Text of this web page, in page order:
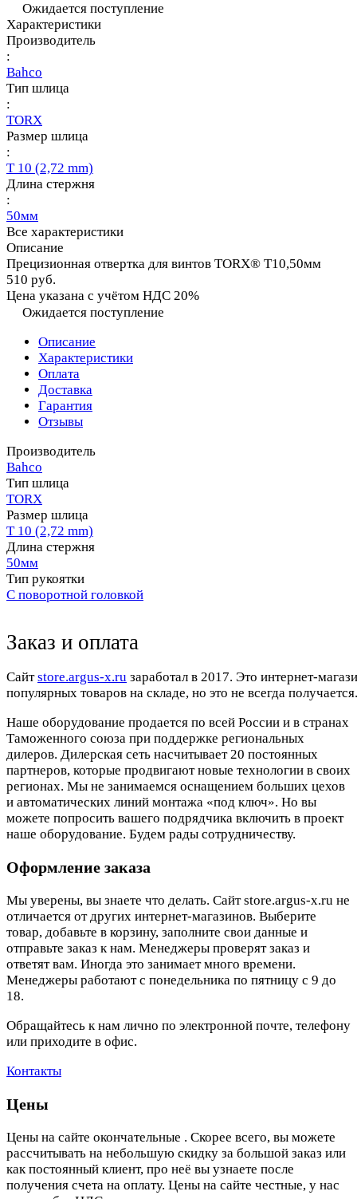
Ожидается поступление
Характеристики
Производитель
:
Bahco
Тип шлица
:
TORX
Размер шлица
:
T 10 (2,72 mm)
Длина стержня
:
50мм
Все характеристики
Описание
Прецизионная отвертка для винтов TORX® T10,50мм
510 руб.
Цена указана с учётом НДС 20%
Ожидается поступление
Описание
Характеристики
Оплата
Доставка
Гарантия
Отзывы
Производитель
Bahco
Тип шлица
TORX
Размер шлица
T 10 (2,72 mm)
Длина стержня
50мм
Тип рукоятки
С поворотной головкой
Заказ и оплата
Cайтstore.argus-x.ru заработал в 2017. Это интернет-
популярных товаров на складе, но это не всегда
Наше оборудование продается по всей России и в странах
Таможенного союза при поддержке региональных
дилеров. Дилерская сеть насчитывает 20 постоянных
партнеров, которые продвигают новые технологии в своих
регионах. Мы не занимаемся оснащением больших цехов
и автоматических линий монтажа «под ключ». Но вы
можете попросить вашего подрядчика включить в проект
наше оборудование. Будем рады сотрудничеству.
Оформление заказа
Мы уверены, вы знаете что делать. Сайт store.argus-x.ru не
отличается от других интернет-магазинов. Выберите
товар, добавьте в корзину, заполните свои данные и
отправьте заказ к нам. Менеджеры проверят заказ и
ответят вам. Иногда это занимает много времени.
Менеджеры работают с понедельника по пятницу с 9 до
18.
Обращайтесь к нам лично по электронной почте, телефону
или приходите в офис.
Контакты
Цены
Цены на сайте окончательные . Скорее всего, вы можете
рассчитывать на небольшую скидку за большой заказ или
как постоянный клиент, про неё вы узнаете после
получения счета на оплату. Цены на сайте честные, у нас